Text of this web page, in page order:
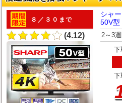
８／３０まで
(4.12)
シャ
50V
2～3
下